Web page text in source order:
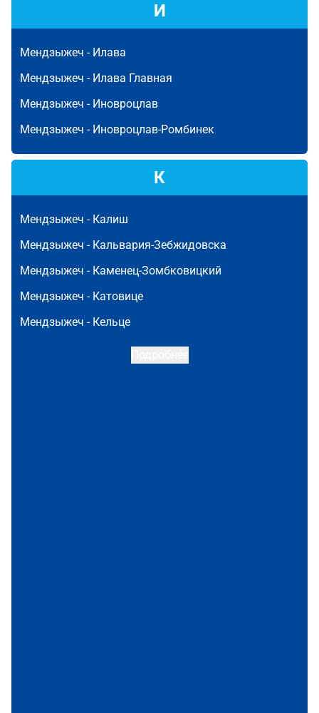
И
Мендзыжеч - Илава
Мендзыжеч - Илава Главная
Мендзыжеч - Иновроцлав
Мендзыжеч - Иновроцлав-Ромбинек
К
Мендзыжеч - Калиш
Мендзыжеч - Кальвария-Зебжидовска
Мендзыжеч - Каменец-Зомбковицкий
Мендзыжеч - Катовице
Мендзыжеч - Кельце